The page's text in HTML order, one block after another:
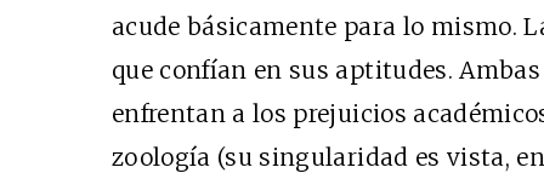
acude básicamente para lo mismo.
que confían en sus aptitudes.
enfrentan a los prejuicios
zoología (su singularidad es vista,